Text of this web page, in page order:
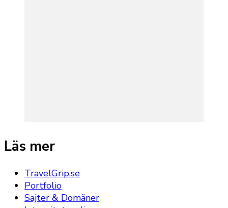
Läs mer
TravelGrip.se
Portfolio
Sajter & Domäner